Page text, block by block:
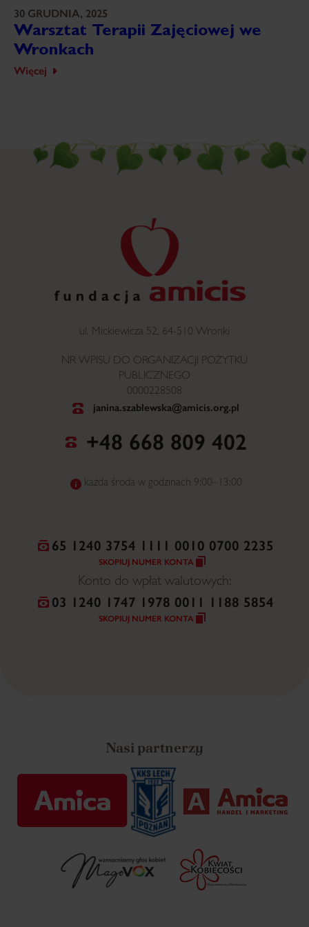
30 GRUDNIA, 2025
Warsztat Terapii Zajęciowej we
Wronkach
Więcej
ul. Mickiewicza 52, 64-510 Wronki
NR WPISU DO ORGANIZACJI POŻYTKU
PUBLICZNEGO
0000228508
janina.szablewska@amicis.org.pl
+48 668 809 402
każda środa w godzinach 9:00–13:00
65 1240 3754 1111 0010 0700 2235
SKOPIUJ NUMER KONTA
Konto do wpłat walutowych:
03 1240 1747 1978 0011 1188 5854
SKOPIUJ NUMER KONTA
Nasi partnerzy